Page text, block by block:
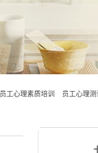
员工心理素质培训 员工心理测